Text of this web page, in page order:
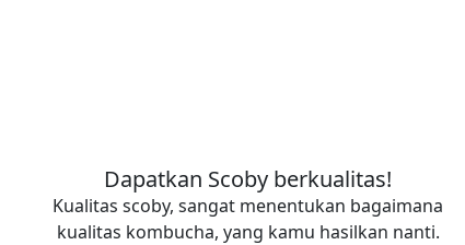
Dapatkan Scoby berkualitas!
Kualitas scoby, sangat menentukan bagaimana
kualitas kombucha, yang kamu hasilkan nanti.